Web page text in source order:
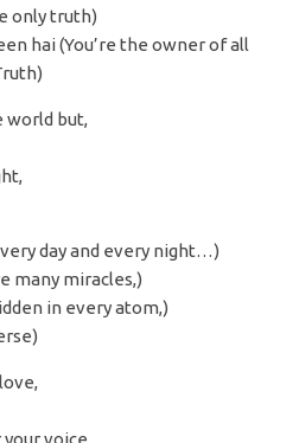
only truth)
hai (You’re the owner of all
world but,
day and every night…)
many miracles,)
in every atom,)